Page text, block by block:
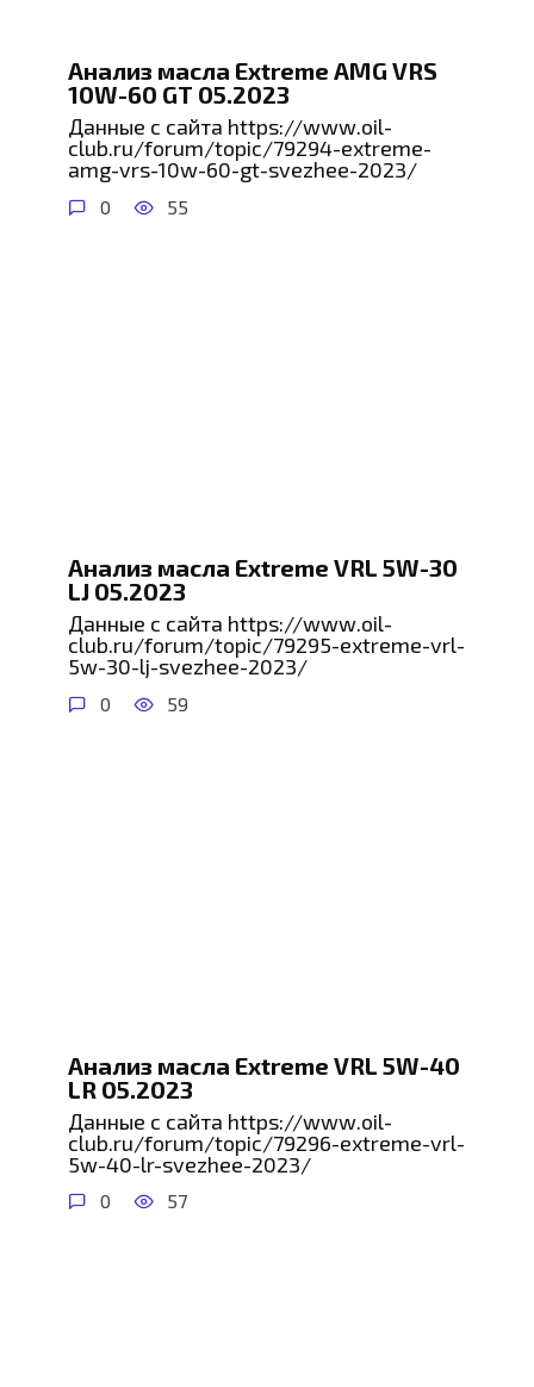
Анализ масла Extreme AMG VRS
10W-60 GT 05.2023
Данные с сайта https://www.oil-
club.ru/forum/topic/79294-extreme-
amg-vrs-10w-60-gt-svezhee-2023/
0 55
Анализ масла Extreme VRL 5W-30
LJ 05.2023
Данные с сайта https://www.oil-
club.ru/forum/topic/79295-extreme-vrl-
5w-30-lj-svezhee-2023/
0 59
Анализ масла Extreme VRL 5W-40
LR 05.2023
Данные с сайта https://www.oil-
club.ru/forum/topic/79296-extreme-vrl-
5w-40-lr-svezhee-2023/
0 57